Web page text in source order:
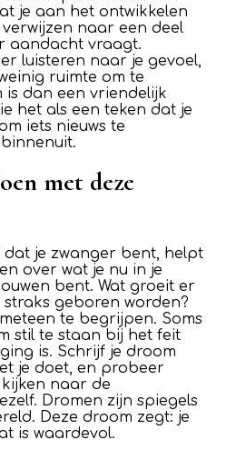
je aan het ontwikkelen
naar een deel
aandacht vraagt.
luisteren naar je gevoel,
ruimte om te
is dan een vriendelijk
het als een teken dat je
iets nieuws te
met deze
dat je zwanger bent, helpt
over wat je nu in je
bent. Wat groeit er
straks geboren worden?
te begrijpen. Soms
stil te staan bij het feit
is. Schrijf je droom
je doet, en probeer
naar de
Dromen zijn spiegels
Deze droom zegt: je
is waardevol.